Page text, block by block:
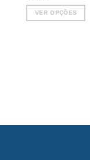
VER OPÇÕES
be